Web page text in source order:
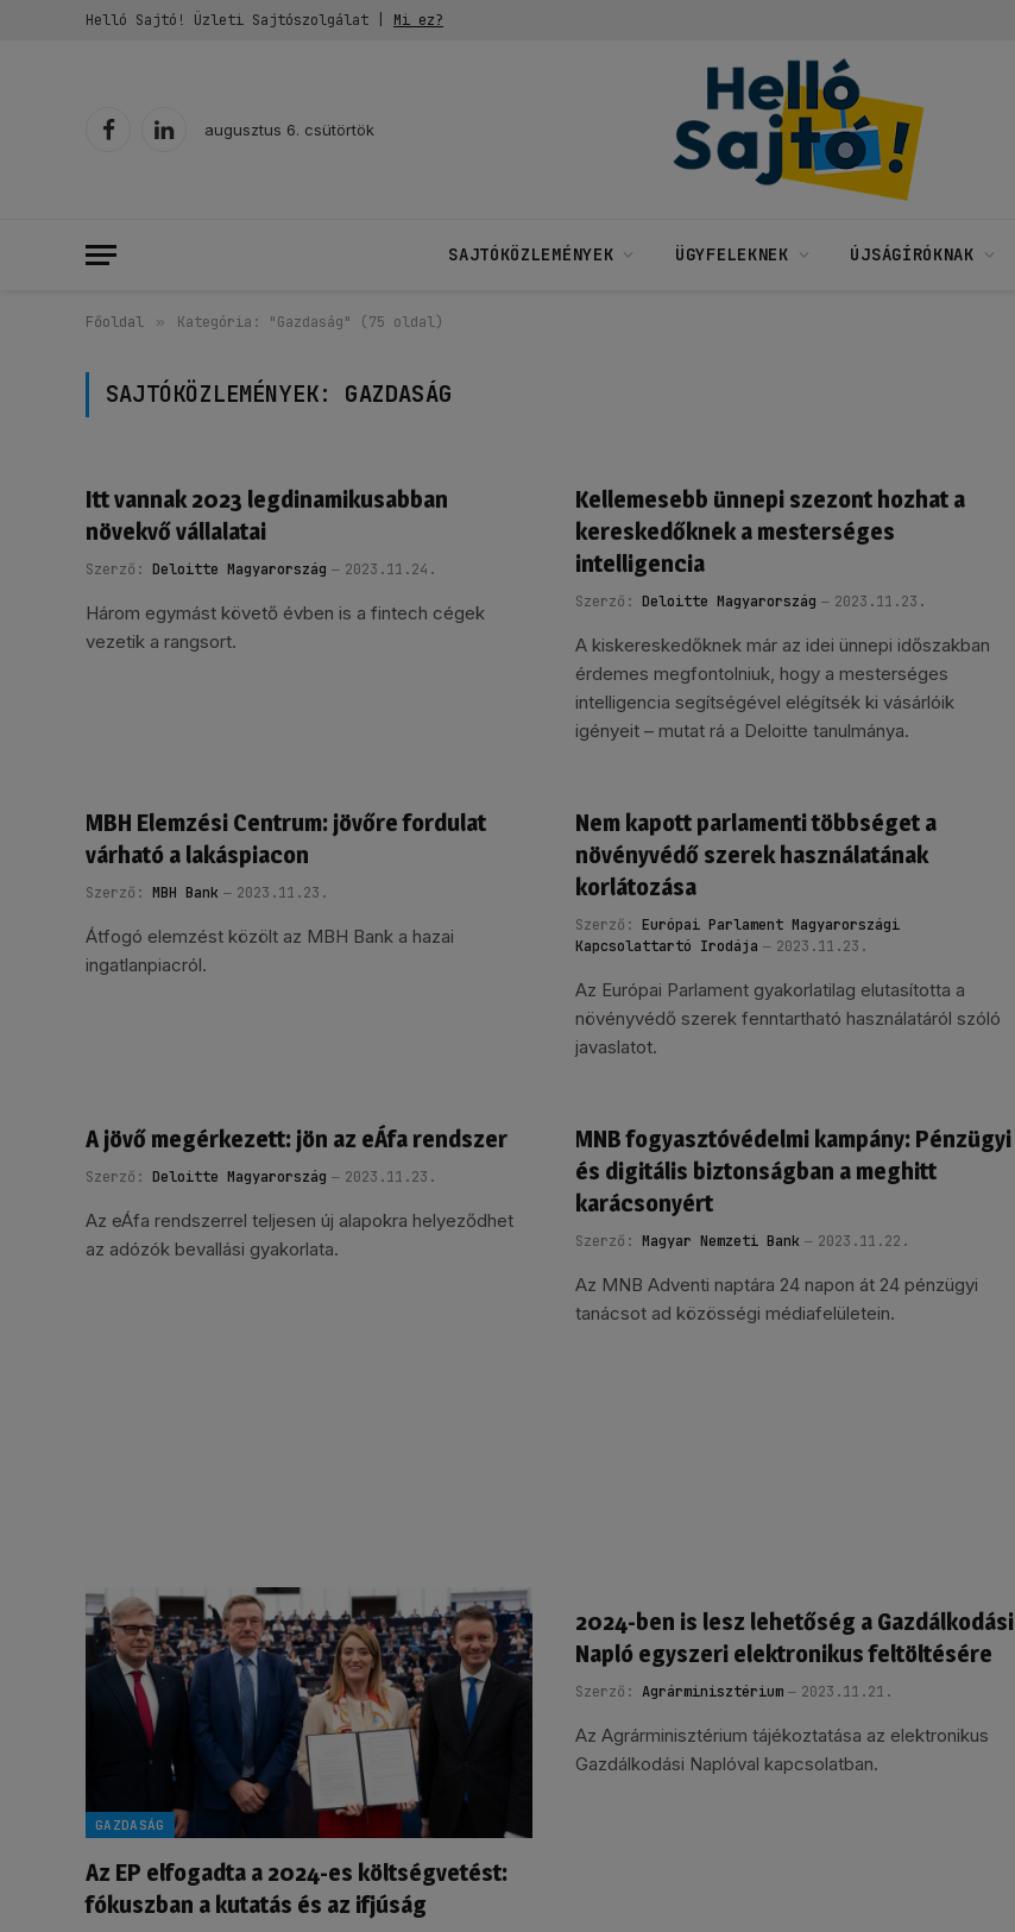
Helló Sajtó! Üzleti Sajtószolgálat | Mi ez?
FacebookLinkedIn
augusztus 6. csütörtök
SAJTÓKÖZLEMÉNYEK ÜGYFELEKNEK ÚJSÁGÍRÓKNAK
Főoldal » Kategória: "Gazdaság" (75 oldal)
SAJTÓKÖZLEMÉNYEK: GAZDASÁG
Itt vannak 2023 legdinamikusabban
növekvő vállalatai
Szerző: Deloitte Magyarország 2023.11.24.
Három egymást követő évben is a fintech cégek
vezetik a rangsort.
Kellemesebb ünnepi szezont hozhat a
kereskedőknek a mesterséges
intelligencia
Szerző: Deloitte Magyarország 2023.11.23.
A kiskereskedőknek már az idei ünnepi időszakban
érdemes megfontolniuk, hogy a mesterséges
intelligencia segítségével elégítsék ki vásárlóik
igényeit – mutat rá a Deloitte tanulmánya.
MBH Elemzési Centrum: jövőre fordulat
várható a lakáspiacon
Szerző: MBH Bank 2023.11.23.
Átfogó elemzést közölt az MBH Bank a hazai
ingatlanpiacról.
Nem kapott parlamenti többséget a
növényvédő szerek használatának
korlátozása
Szerző: Európai Parlament Magyarországi
Kapcsolattartó Irodája
2023.11.23.
Az Európai Parlament gyakorlatilag elutasította a
növényvédő szerek fenntartható használatáról szóló
javaslatot.
A jövő megérkezett: jön az eÁfa rendszer
Szerző: Deloitte Magyarország 2023.11.23.
Az eÁfa rendszerrel teljesen új alapokra helyeződhet
az adózók bevallási gyakorlata.
MNB fogyasztóvédelmi kampány: Pénzügyi
és digitális biztonságban a meghitt
karácsonyért
Szerző: Magyar Nemzeti Bank 2023.11.22.
Az MNB Adventi naptára 24 napon át 24 pénzügyi
tanácsot ad közösségi médiafelületein.
GAZDASÁG
Az EP elfogadta a 2024-es költségvetést:
fókuszban a kutatás és az ifjúság
2024-ben is lesz lehetőség a Gazdálkodási
Napló egyszeri elektronikus feltöltésére
Szerző: Agrárminisztérium 2023.11.21.
Az Agrárminisztérium tájékoztatása az elektronikus
Gazdálkodási Naplóval kapcsolatban.